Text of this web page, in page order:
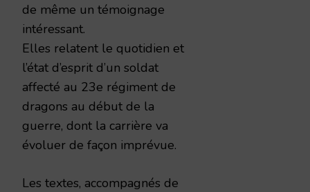
de même un témoignage
intéressant.
Elles relatent le quotidien et
l’état d’esprit d’un soldat
affecté au 23e régiment de
dragons au début de la
guerre, dont la carrière va
évoluer de façon imprévue.
Les textes, accompagnés de